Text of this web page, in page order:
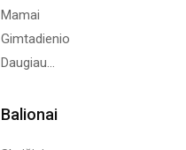
Mamai
Gimtadienio
Daugiau...
Balionai